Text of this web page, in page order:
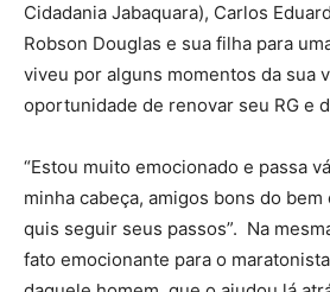
Cidadania Jabaquara), Carlos
Robson Douglas e sua filha para
viveu por alguns momentos da sua
oportunidade de renovar seu RG e
“Estou muito emocionado e passa
minha cabeça, amigos bons do
quis seguir seus passos”. Na
fato emocionante para o